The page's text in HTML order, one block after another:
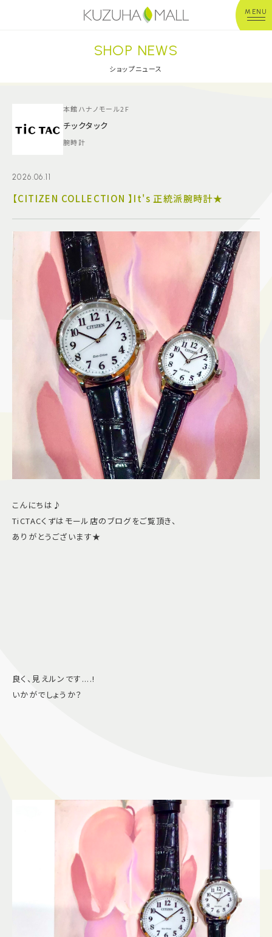
MENU
年中無休平 日：10:00~20:00
※店舗により異なる
ショップガイド
イベント
アクセス＆駐車場
よくあるご質問
スタッフ募集
サイトマップ
プライバシーポリシー
Follow US
SHOP NEWS
ショップニュース
本館ハナノモール2F
チックタック
腕時計
2026.06.11
【CITIZEN COLLECTION 】It's 正統派腕時計★
こんにちは♪
TiCTACくずはモール店のブログをご覧頂き、
ありがとうございます★
良く、見えルンです....!
いかがでしょうか？